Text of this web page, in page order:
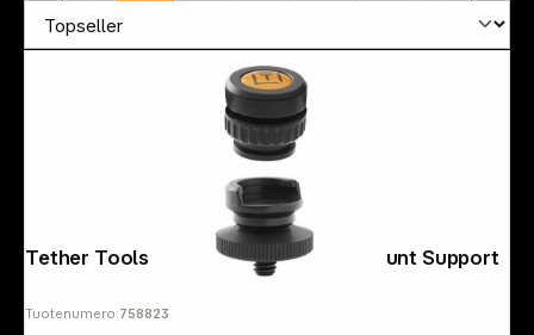
Tether Tools TetherGuard Thread Mount Support
Tuotenumero:758823